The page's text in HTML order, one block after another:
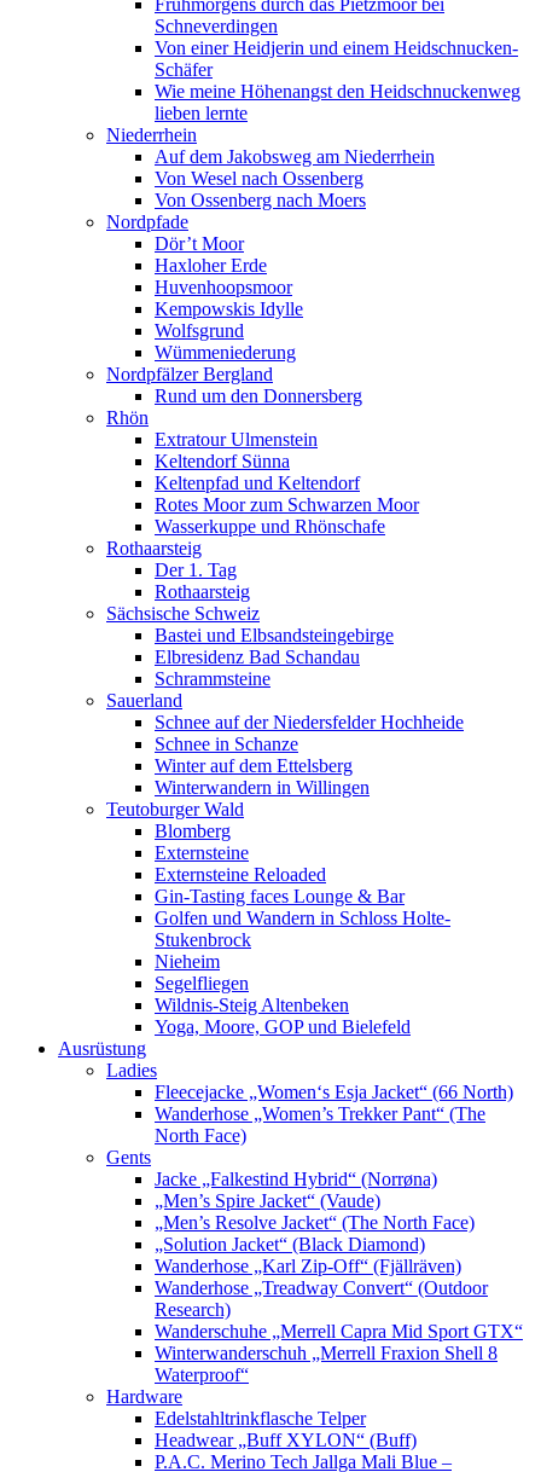
Frühmorgens durch das Pietzmoor bei
Schneverdingen
Von einer Heidjerin und einem Heidschnucken-
Schäfer
Wie meine Höhenangst den Heidschnuckenweg
lieben lernte
Niederrhein
Auf dem Jakobsweg am Niederrhein
Von Wesel nach Ossenberg
Von Ossenberg nach Moers
Nordpfade
Dör’t Moor
Haxloher Erde
Huvenhoopsmoor
Kempowskis Idylle
Wolfsgrund
Wümmeniederung
Nordpfälzer Bergland
Rund um den Donnersberg
Rhön
Extratour Ulmenstein
Keltendorf Sünna
Keltenpfad und Keltendorf
Rotes Moor zum Schwarzen Moor
Wasserkuppe und Rhönschafe
Rothaarsteig
Der 1. Tag
Rothaarsteig
Sächsische Schweiz
Bastei und Elbsandsteingebirge
Elbresidenz Bad Schandau
Schrammsteine
Sauerland
Schnee auf der Niedersfelder Hochheide
Schnee in Schanze
Winter auf dem Ettelsberg
Winterwandern in Willingen
Teutoburger Wald
Blomberg
Externsteine
Externsteine Reloaded
Gin-Tasting faces Lounge & Bar
Golfen und Wandern in Schloss Holte-
Stukenbrock
Nieheim
Segelfliegen
Wildnis-Steig Altenbeken
Yoga, Moore, GOP und Bielefeld
Ausrüstung
Ladies
Fleecejacke „Women‘s Esja Jacket“ (66 North)
Wanderhose „Women’s Trekker Pant“ (The
North Face)
Gents
Jacke „Falkestind Hybrid“ (Norrøna)
„Men’s Spire Jacket“ (Vaude)
„Men’s Resolve Jacket“ (The North Face)
„Solution Jacket“ (Black Diamond)
Wanderhose „Karl Zip-Off“ (Fjällräven)
Wanderhose „Treadway Convert“ (Outdoor
Research)
Wanderschuhe „Merrell Capra Mid Sport GTX“
Winterwanderschuh „Merrell Fraxion Shell 8
Waterproof“
Hardware
Edelstahltrinkflasche Telper
Headwear „Buff XYLON“ (Buff)
P.A.C. Merino Tech Jallga Mali Blue –